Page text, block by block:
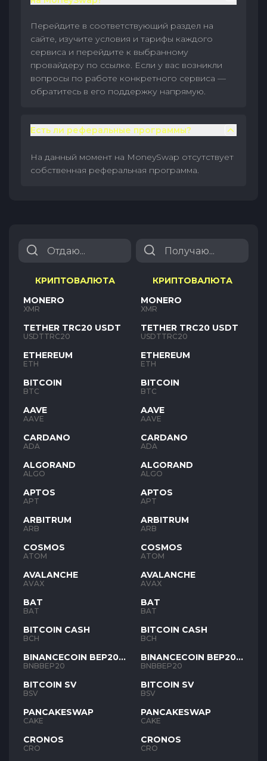
Перейдите в соответствующий раздел на
сайте, изучите условия и тарифы каждого
сервиса и перейдите к выбранному
провайдеру по ссылке. Если у вас возникли
вопросы по работе конкретного сервиса —
обратитесь в его поддержку напрямую.
Есть ли реферальные программы?
На данный момент на MoneySwap отсутствует
собственная реферальная программа.
КРИПТОВАЛЮТА
MONERO
XMR
TETHER TRC20 USDT
USDTTRC20
ETHEREUM
ETH
BITCOIN
BTC
AAVE
AAVE
CARDANO
ADA
ALGORAND
ALGO
APTOS
APT
ARBITRUM
ARB
COSMOS
ATOM
AVALANCHE
AVAX
BAT
BAT
BITCOIN CASH
BCH
BINANCECOIN BEP20
BNB
BNBBEP20
BITCOIN SV
BSV
PANCAKESWAP
CAKE
CRONOS
CRO
КРИПТОВАЛЮТА
MONERO
XMR
TETHER TRC20 USDT
USDTTRC20
ETHEREUM
ETH
BITCOIN
BTC
AAVE
AAVE
CARDANO
ADA
ALGORAND
ALGO
APTOS
APT
ARBITRUM
ARB
COSMOS
ATOM
AVALANCHE
AVAX
BAT
BAT
BITCOIN CASH
BCH
BINANCECOIN BEP20
BNB
BNBBEP20
BITCOIN SV
BSV
PANCAKESWAP
CAKE
CRONOS
CRO